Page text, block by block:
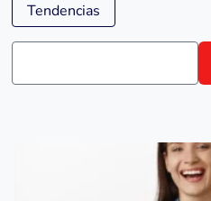
Tendencias